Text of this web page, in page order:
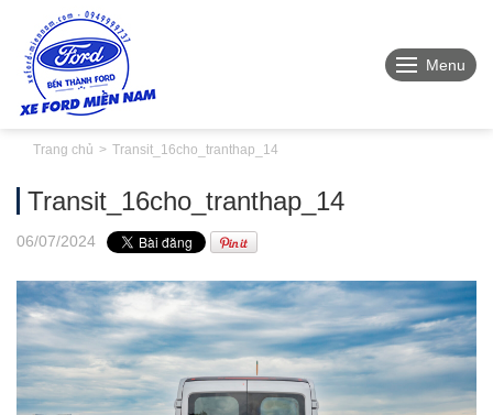
Menu
Trang chủ Transit_16cho_tranthap_14
Transit_16cho_tranthap_14
06/07/2024